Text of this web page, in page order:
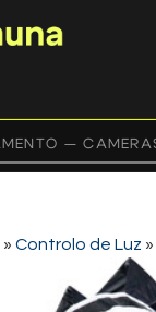
» Controlo de Luz »